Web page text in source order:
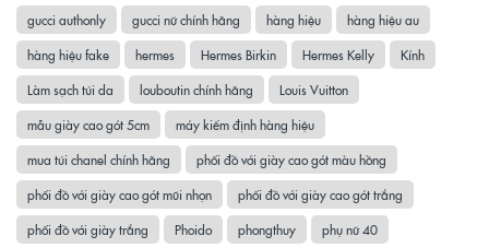
gucci authonly
gucci nữ chính hãng hàng hiệu
hàng hiệu au
hàng hiệu fake
hermes Hermes Birkin Hermes Kelly
Kính
Làm sạch túi da
louboutin chính hãng
Louis Vuitton
mẫu giày cao gót 5cm
máy kiểm định hàng hiệu
mua túi chanel chính hãng
phối đồ với giày cao gót màu hồng
phối đồ với giày cao gót mũi nhọn
phối đồ với giày cao gót trắng
phối đồ với giày trắng
Phoido phongthuy
phụ nữ 40